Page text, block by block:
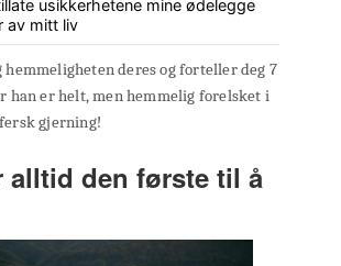
usikkerhetene mine ødelegge
av mitt liv
hemmeligheten deres og forteller deg 7
han er helt, men hemmelig forelsket i
gjerning!
alltid den første til å